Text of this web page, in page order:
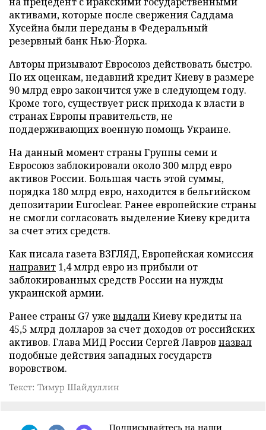
активами, которые после свержения Саддама
Хусейна были переданы в Федеральный
резервный банк Нью-Йорка.
Авторы призывают Евросоюз действовать быстро.
По их оценкам, недавний кредит Киеву в размере
90 млрд евро закончится уже в следующем году.
Кроме того, существует риск прихода к власти в
странах Европы правительств, не
поддерживающих военную помощь Украине.
На данный момент страны Группы семи и
Евросоюз заблокировали около 300 млрд евро
активов России. Большая часть этой суммы,
порядка 180 млрд евро, находится в бельгийском
депозитарии Euroclear. Ранее европейские страны
не смогли согласовать выделение Киеву кредита
за счет этих средств.
Как писала газета ВЗГЛЯД, Европейская комиссия
направит 1,4 млрд евро из прибыли от
заблокированных средств России на нужды
украинской армии.
Ранее страны G7 уже выдалиКиеву кредиты на
45,5 млрд долларов за счет доходов от российских
активов. Глава МИД России Сергей Лавров назвал
подобные действия западных государств
воровством.
Текст: Тимур Шайдуллин
Подписывайтесь на наши